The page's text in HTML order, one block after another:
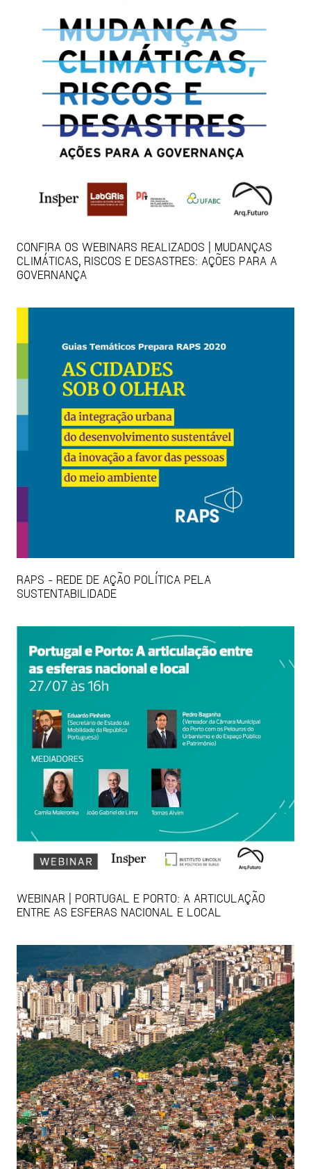
CONFIRA OS WEBINARS REALIZADOS | MUDANÇAS
CLIMÁTICAS, RISCOS E DESASTRES: AÇÕES PARA A
GOVERNANÇA
RAPS - REDE DE AÇÃO POLÍTICA PELA
SUSTENTABILIDADE
WEBINAR | PORTUGAL E PORTO: A ARTICULAÇÃO
ENTRE AS ESFERAS NACIONAL E LOCAL